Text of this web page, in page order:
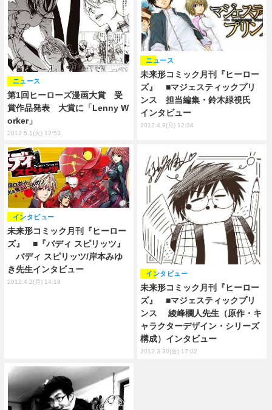
第1回ヒーローズ漫画大賞 受
賞作品発表 大賞に「Lenny W
orker」
ニュース
2012.5.1(火) 12:53
未来形コミック月刊『ヒーロー
ズ』 ■マジェスティックプリ
ンス 担当編集・鈴木緑視氏
インタビュー
ニュース
2012.4.9(月) 12:34
未来形コミック月刊『ヒーロー
ズ』 ■『バディ スピリッツ』
バディ スピリッツ/岸本みゆ
き先生インタビュー
インタビュー
2012.4.2(月) 14:19
未来形コミック月刊『ヒーロー
ズ』 ■マジェスティックプリ
ンス 綾峰欄人先生（原作・キ
ャラクターデザイン・シリーズ
構成）インタビュー
インタビュー
2012.3.30(金) 17:02